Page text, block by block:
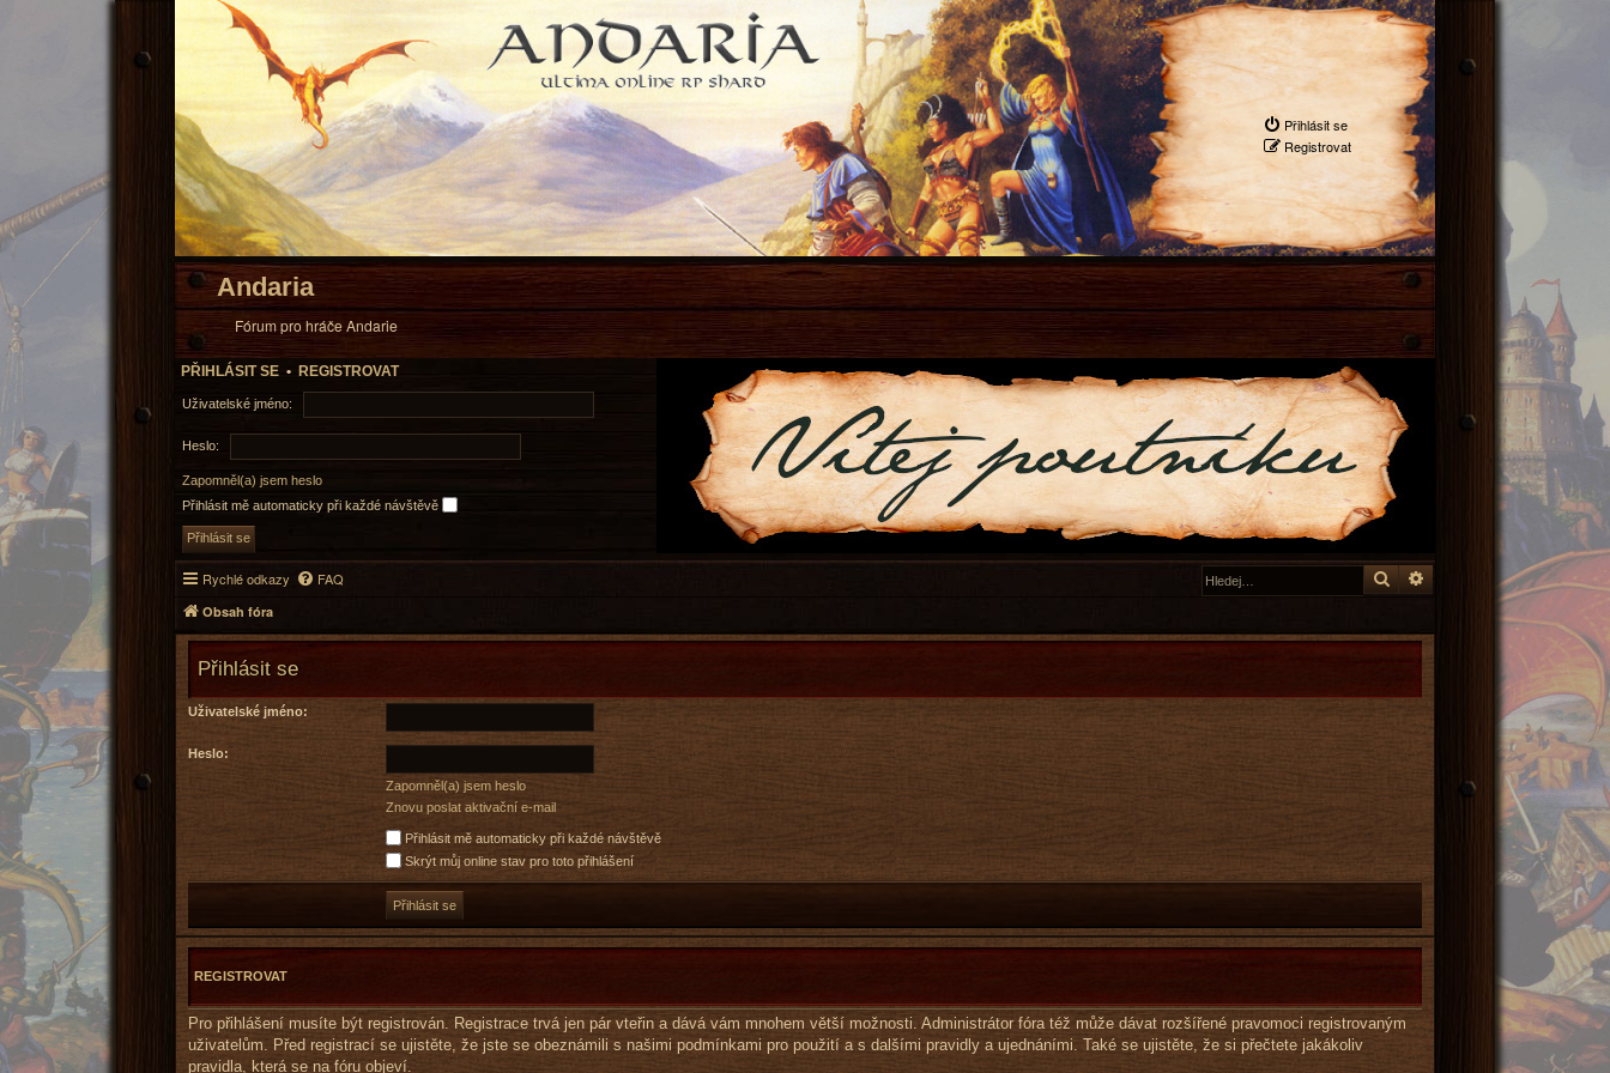
Přihlásit se
Registrovat
Andaria
Fórum pro hráče Andarie
PŘIHLÁSIT SE • REGISTROVAT
Uživatelské jméno:
Heslo:
Zapomněl(a) jsem heslo
Přihlásit mě automaticky při každé návštěvě
Rychlé odkazy FAQ Hledat Pokročilé hledání
Obsah fóra
Přihlásit se
Uživatelské jméno:
Heslo:
Zapomněl(a) jsem heslo
Znovu poslat aktivační e-mail
Přihlásit mě automaticky při každé návštěvě
Skrýt můj online stav pro toto přihlášení
REGISTROVAT
Pro přihlášení musíte být registrován. Registrace trvá jen pár vteřin a dává vám mnohem větší možnosti. Administrátor fóra též může dávat rozšířené pravomoci registrovaným
uživatelům. Před registrací se ujistěte, že jste se obeznámili s našimi podmínkami pro použití a s dalšími pravidly a ujednáními. Také se ujistěte, že si přečtete jakákoliv
pravidla, která se na fóru objeví.